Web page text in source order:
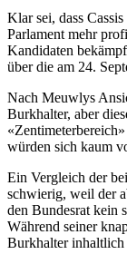
Klar sei, dass
Parlament mehr
Kandidaten
über die am 24.
Nach Meuwlys
Burkhalter, aber
würden sich kaum
Ein Vergleich der
schwierig, weil der
den Bundesrat kein
Während seiner
Burkhalter inhaltlich